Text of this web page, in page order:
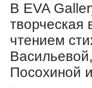
В EVA
творческая
чтением
Посохиной